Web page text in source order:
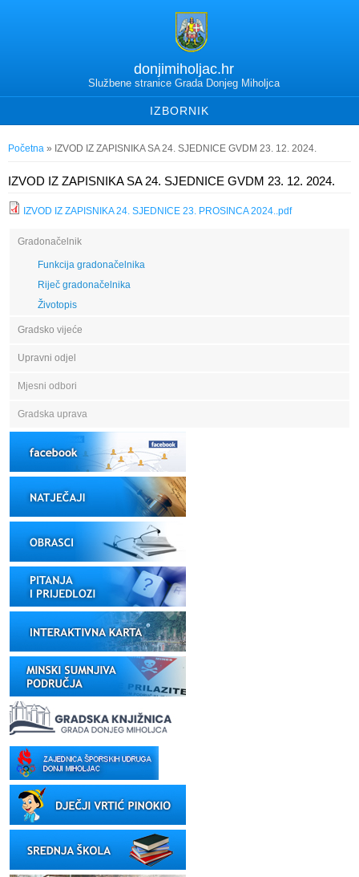
donjimiholjac.hr
Službene stranice Grada Donjeg Miholjca
IZBORNIK
Vi ste ovdje
Početna » IZVOD IZ ZAPISNIKA SA 24. SJEDNICE GVDM 23. 12. 2024.
IZVOD IZ ZAPISNIKA SA 24. SJEDNICE GVDM 23. 12. 2024.
IZVOD IZ ZAPISNIKA 24. SJEDNICE 23. PROSINCA 2024..pdf
Gradonačelnik
Funkcija gradonačelnika
Riječ gradonačelnika
Životopis
Gradsko vijeće
Upravni odjel
Mjesni odbori
Gradska uprava